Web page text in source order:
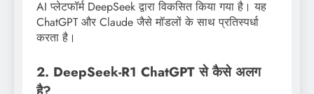
AI प्लेटफॉर्म DeepSeek द्वारा विकसित किया गया है। यह
ChatGPT और Claude जैसे मॉडलों के साथ प्रतिस्पर्धा
करता है।
2. DeepSeek-R1 ChatGPT से कैसे अलग